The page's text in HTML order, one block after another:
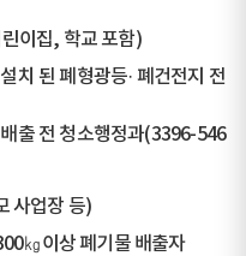
이집, 학교 포함)
치 된 폐형광등· 폐건전지 전
출 전 청소행정과(3396-546
사업장 등)
㎏이상 폐기물 배출자